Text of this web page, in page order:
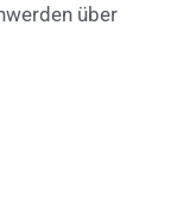
über